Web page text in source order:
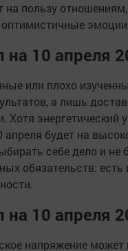
на пользу
на 10 апреля
или плохо
а лишь
Хотя энергетический
апреля будет на
себе дело и не
обязательств:
на 10 апреля
напряжение может